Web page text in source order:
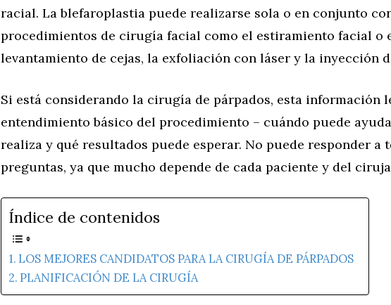
racial. La blefaroplastia puede realizarse sola o en conjunto
procedimientos de cirugía facial como el estiramiento facial o
levantamiento de cejas, la exfoliación con láser y la inyección
Si está considerando la cirugía de párpados, esta información
entendimiento básico del procedimiento – cuándo puede
realiza y qué resultados puede esperar. No puede responder a
preguntas, ya que mucho depende de cada paciente y del
Índice de contenidos
LOS MEJORES CANDIDATOS PARA LA CIRUGÍA DE PÁRPADOS
PLANIFICACIÓN DE LA CIRUGÍA